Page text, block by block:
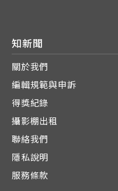
知新聞
關於我們
編輯規範與申訴
得獎紀錄
攝影棚出租
聯絡我們
隱私說明
服務條款